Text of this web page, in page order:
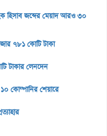
হিসাব জব্দের মেয়াদ আরও ৩০
৭৮১ কোটি টাকা
টাকার লেনদেন
কোম্পানির শেয়ারে